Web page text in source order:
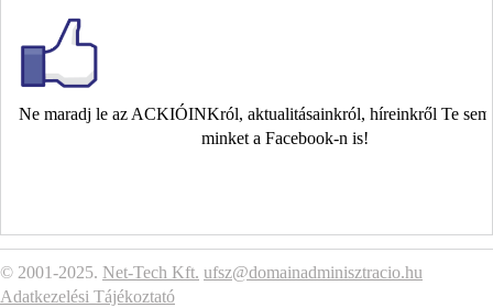
Ne maradj le az ACKIÓINKról, aktualitásainkról, híreinkről Te
minket a Facebook-n is!
© 2001-2025. Net-Tech Kft. ufsz@domainadminisztracio.hu
Adatkezelési Tájékoztató